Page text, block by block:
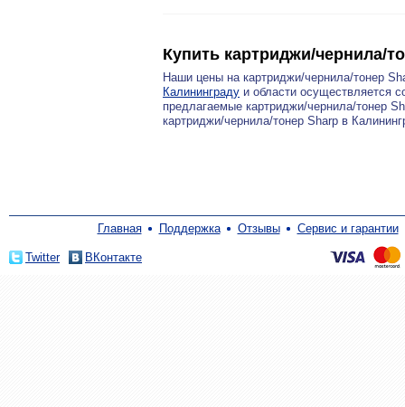
Купить картриджи/чернила/
Наши цены на картриджи/чернила/тонер
Калининграду и области осуществляется
предлагаемые картриджи/чернила/тонер
картриджи/чернила/тонер Sharp в
Главная Поддержка Отзывы Сервис и гарантии
Twitter ВКонтакте